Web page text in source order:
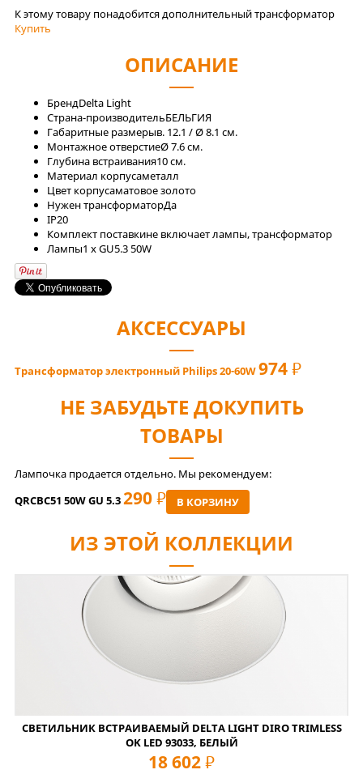
К этому товару понадобится дополнительный трансформатор
Купить
ОПИСАНИЕ
БрендDelta Light
Страна-производительБЕЛЬГИЯ
Габаритные размерыв. 12.1 / Ø 8.1 см.
Монтажное отверстиеØ 7.6 см.
Глубина встраивания10 см.
Материал корпусаметалл
Цвет корпусаматовое золото
Нужен трансформаторДа
IP20
Комплект поставкине включает лампы, трансформатор
Лaмпы1 x GU5.3 50W
АКСЕССУАРЫ
Трансформатор электронный Philips 20-60W974 РУБ
НЕ ЗАБУДЬТЕ ДОКУПИТЬ
ТОВАРЫ
Лампочка продается отдельно. Мы рекомендуем:
QRCBC51 50W GU 5.3290 РУБ В КОРЗИНУ
ИЗ ЭТОЙ КОЛЛЕКЦИИ
СВЕТИЛЬНИК ВСТРАИВАЕМЫЙ DELTA LIGHT DIRO TRIMLESS
OK LED 93033, БЕЛЫЙ
18 602 руб